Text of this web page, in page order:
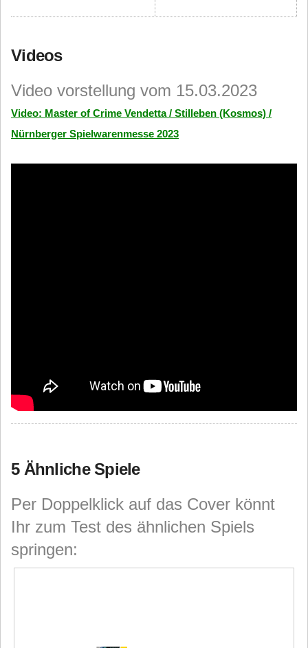
Videos
Video vorstellung vom 15.03.2023
Video: Master of Crime Vendetta / Stilleben (Kosmos) /
Nürnberger Spielwarenmesse 2023
5 Ähnliche Spiele
Per Doppelklick auf das Cover könnt
Ihr zum Test des ähnlichen Spiels
springen: